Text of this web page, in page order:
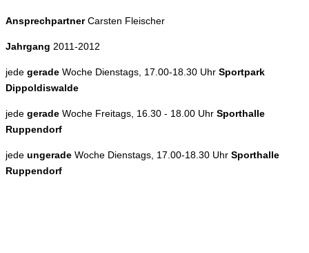
AnsprechpartnerCarsten Fleischer
Jahrgang 2011-2012
jede gerade Woche Dienstags, 17.00-18.30 Uhr Sportpark
Dippoldiswalde
jede gerade Woche Freitags, 16.30 - 18.00 Uhr Sporthalle
Ruppendorf
jede ungerade Woche Dienstags, 17.00-18.30 Uhr Sporthalle
Ruppendorf